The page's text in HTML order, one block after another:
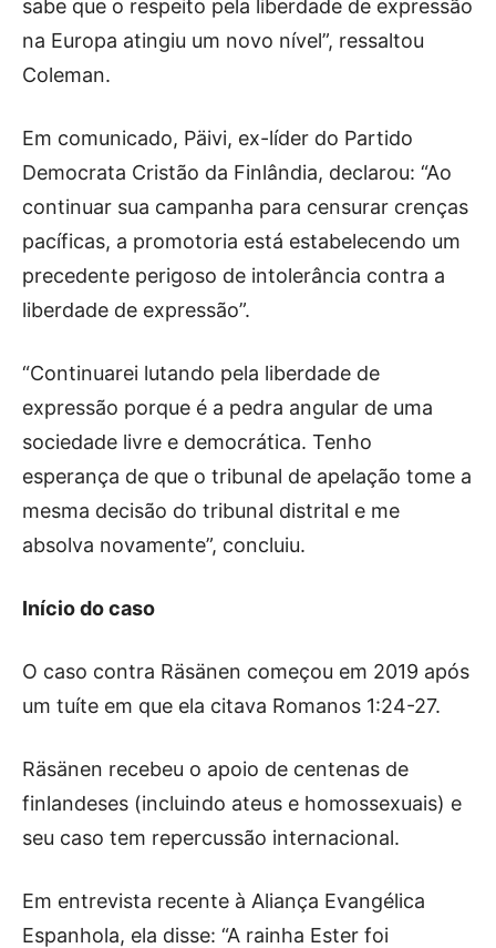
sabe que o respeito pela liberdade de expressão
na Europa atingiu um novo nível”, ressaltou
Coleman.
Em comunicado, Päivi, ex-líder do Partido
Democrata Cristão da Finlândia, declarou: “Ao
continuar sua campanha para censurar crenças
pacíficas, a promotoria está estabelecendo um
precedente perigoso de intolerância contra a
liberdade de expressão”.
“Continuarei lutando pela liberdade de
expressão porque é a pedra angular de uma
sociedade livre e democrática. Tenho
esperança de que o tribunal de apelação tome a
mesma decisão do tribunal distrital e me
absolva novamente”, concluiu.
Início do caso
O caso contra Räsänen começou em 2019 após
um tuíte em que ela citava Romanos 1:24-27.
Räsänen recebeu o apoio de centenas de
finlandeses (incluindo ateus e homossexuais) e
seu caso tem repercussão internacional.
Em entrevista recente à Aliança Evangélica
Espanhola, ela disse: “A rainha Ester foi